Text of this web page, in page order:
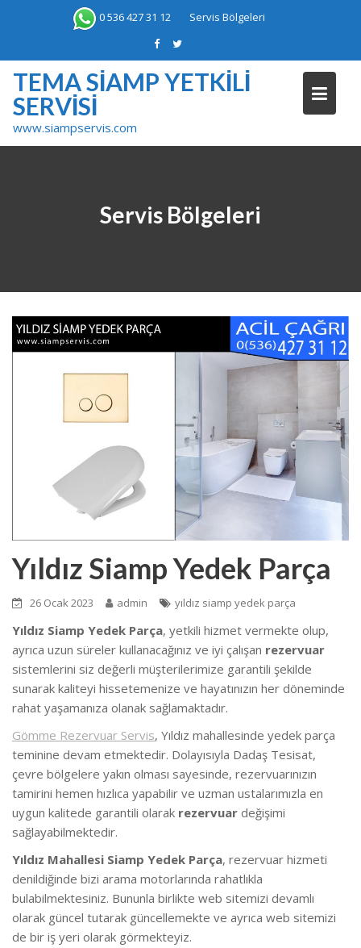
0 536 427 31 12 Servis Bölgeleri
TEMA SIAMP YETKILI
SERVISI
www.siampservis.com
Servis Bölgeleri
Yıldız Siamp Yedek Parça
26 Ocak 2023 admin yıldız siamp yedek parça
Yıldız Siamp Yedek Parça, yetkili hizmet vermekte olup,
ayrıca uzun süreler kullanacağınız ve iyi çalışan rezervuar
sistemlerini siz değerli müşterilerimize garantili şekilde
sunarak kaliteyi hissetemenize ve hayatınızın her döneminde
rahat yaşamanıza olanak sağlamaktadır.
Gömme Rezervuar Servis, Yıldız mahallesinde yedek parça
teminine devam etmektedir. Dolayısıyla Dadaş Tesisat,
çevre bölgelere yakın olması sayesinde, rezervuarınızın
tamirini hemen hızlıca yapabilir ve uzman ustalarımızla en
uygun kalitede garantili olarak rezervuar değişimi
sağlayabilmektedir.
Yıldız Mahallesi Siamp Yedek Parça, rezervuar hizmeti
denildiğinde bizi arama motorlarında rahatlıkla
bulabilmektesiniz. Bununla birlikte web sitemizi devamlı
olarak güncel tutarak güncellemekte ve ayrıca web sitemizi
de bir iş yeri olarak görmekteyiz.